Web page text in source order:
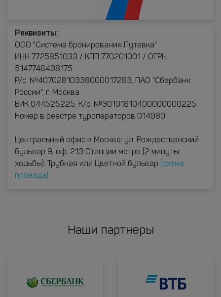
Реквизиты:
ООО "Система бронирования Путевка"
ИНН 7725851033 / КПП 770201001 / ОГРН
5147746438175
Р/с. №40702810338000017283, ПАО "Сбербанк
России", г. Москва
БИК 044525225, К/с. №30101810400000000225
Номер в реестре туроператоров 014980
Центральный офис в Москве: ул. Рождественский
бульвар 9, оф. 213 Станции метро (2 минуты
ходьбы): Трубная или Цветной бульвар
(схема
проезда)
Наши партнеры